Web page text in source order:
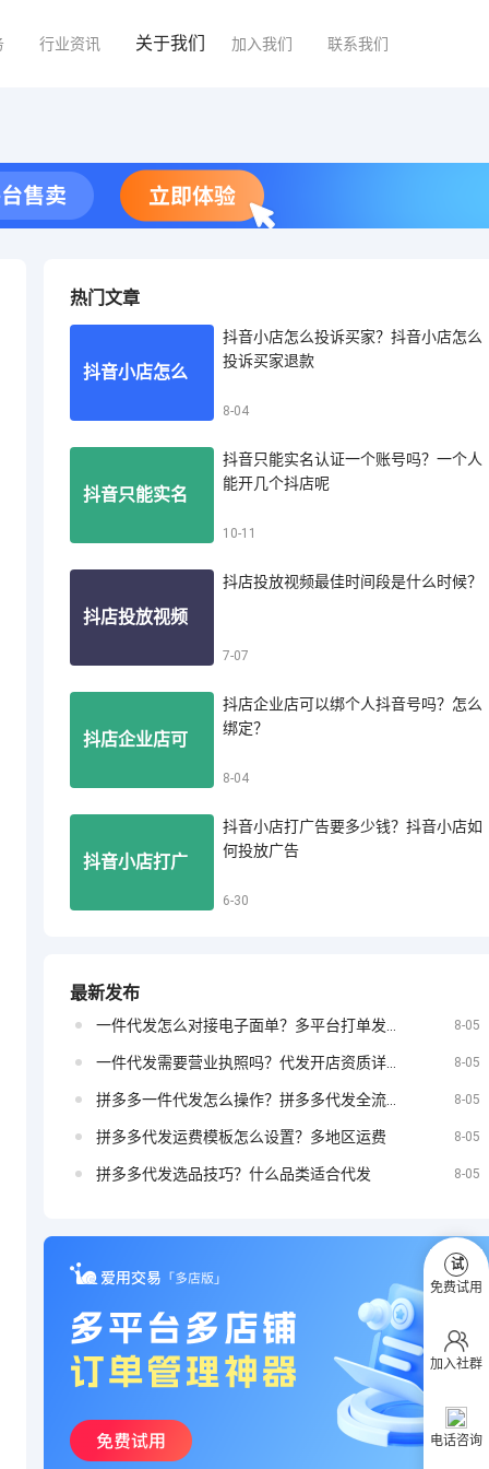
行业资讯 关于我们 加入我们 联系我们
热门文章
抖音小店怎么
音小店怎么投
诉买家退款
抖音小店怎么投诉买家？抖音小店怎么
投诉买家退款
8-04
抖音只能实名
吗？一个人能
开几个抖店呢
抖音只能实名认证一个账号吗？一个人
能开几个抖店呢
10-11
抖店投放视频
什么时候？
抖店投放视频最佳时间段是什么时候？
7-07
抖店企业店可
定？
抖店企业店可以绑个人抖音号吗？怎么
绑定？
8-04
抖音小店打广
抖音小店如何
投放广告
抖音小店打广告要多少钱？抖音小店如
何投放广告
6-30
最新发布
8-05
8-05
8-05
拼多多代发运费模板怎么设置？多地区运费 8-05
拼多多代发选品技巧？什么品类适合代发 8-05
试
免费试用
加入社群
电话咨询